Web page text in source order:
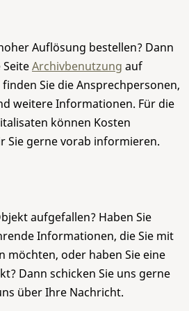
Auflösung bestellen? Dann
Archivbenutzung auf
Sie die Ansprechpersonen,
weitere Informationen. Für die
können Kosten
Sie gerne vorab informieren.
aufgefallen? Haben Sie
Informationen, die Sie mit
möchten, oder haben Sie eine
Dann schicken Sie uns gerne
über Ihre Nachricht.